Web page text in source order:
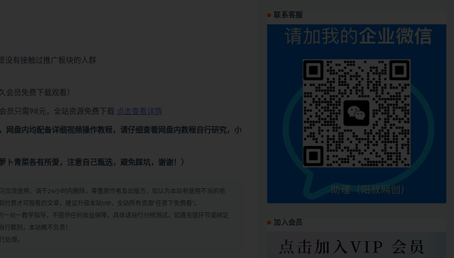
没有接触过推广板块的人群
会员免费下载观看）
员只需98元，全站资源免费下载 点击查看详情
网盘内均配备详细视频操作教程，请仔细查看网盘内教程自行研究，小
青菜各有所爱，注意自己甄选，避免踩坑，谢谢！）
交流使用，请于24小时内删除，尊重原作者及出版方，如认为本站有使用不当的地
费才可观看的文章，建议升级本站VIP，全站所有资源“任意下免费看”。
对一教学指导，不提供任何收益保障，具体请自行分辨测试，如遇充值环节或绑定
行甄别，本站概不负责！
处理。
联系客服
加入会员